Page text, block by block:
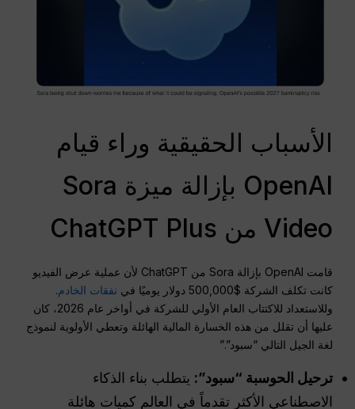
الأسباب الحقيقية وراء قيام
OpenAI بإزالة ميزة Sora
Video من ChatGPT Plus
قامت OpenAI بإزالة Sora من ChatGPT لأن عملية عرض الفيديو
كانت تكلف الشركة $500,000 دولار يوميًا في
نفقات الخادم.
وللاستعداد للاكتتاب العام الأولي للشركة في أواخر عام 2026، كان
عليها أن تقلل من هذه الخسارة المالية الهائلة وتعطي الأولوية لنموذج
لغة الجيل التالي “سبود”.”
ترحيل الحوسبة “سبود”: يتطلب بناء الذكاء
الاصطناعي الأكثر تقدماً في العالم كميات هائلة